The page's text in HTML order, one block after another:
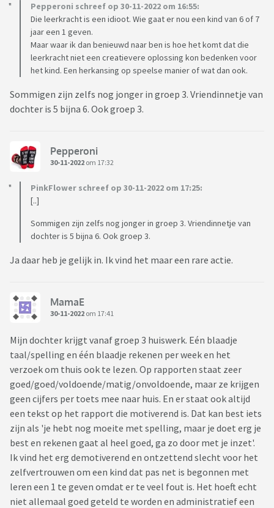
Pepperoni schreef op 30-11-2022 om 16:55:
Die leerkracht is een idioot. Wie gaat er nou een kind van 6 of 7
jaar een 1 geven.
Maar waar ik dan benieuwd naar ben is hoe het komt dat die
leerkracht niet een creatievere oplossing kon bedenken voor
het kind. Een herkansing op speelse manier of wat dan ook.
Sommigen zijn zelfs nog jonger in groep 3. Vriendinnetje van
dochter is 5 bijna 6. Ook groep 3.
Pepperoni
30-11-2022 om 17:32
PinkFlower schreef op 30-11-2022 om 17:25:
[..]
Sommigen zijn zelfs nog jonger in groep 3. Vriendinnetje van
dochter is 5 bijna 6. Ook groep 3.
Ja daar heb je gelijk in. Ik vind het maar een rare actie.
MamaE
30-11-2022 om 17:41
Mijn dochter krijgt vanaf groep 3 huiswerk. Eén blaadje
taal/spelling en één blaadje rekenen per week en het
verzoek om thuis ook te lezen. Op rapporten staat zeer
goed/goed/voldoende/matig/onvoldoende, maar ze krijgen
geen cijfers per toets mee naar huis. En er staat ook altijd
een tekst op het rapport die motiverend is. Dat kan best iets
zijn als 'je hebt nog moeite met spelling, maar je doet erg je
best en rekenen gaat al heel goed, ga zo door met je inzet'.
Ik vind het erg demotiverend en ontzettend slecht voor het
zelfvertrouwen om een kind dat pas net is begonnen met
leren een 1 te geven omdat er te veel fout is. Het hoeft echt
niet allemaal goed geteld te worden en administratief een